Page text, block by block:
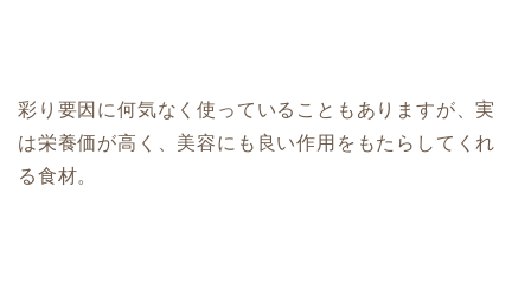
彩り要因に何気なく使っていることもありますが、実
は栄養価が高く、美容にも良い作用をもたらしてくれ
る食材。